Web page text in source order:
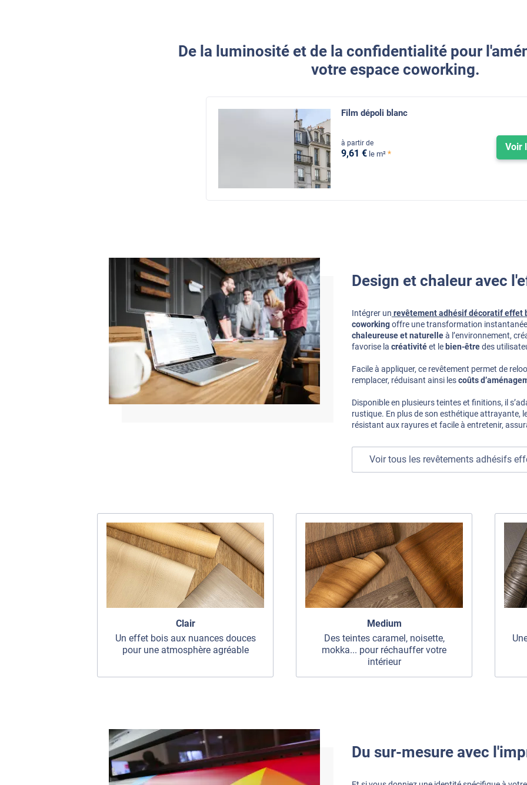
De la luminosité et de la confidentialité pour
votre espace coworking.
Film dépoli blanc
à partir de
9,61 € le m² *
Voir
Design et chaleur avec
Intégrer un revêtement adhésif décoratif effet
coworkingoffre une transformation
chaleureuse et naturelleà l’environnement,
favorise la créativitéet le bien-êtredes
Facile à appliquer, ce revêtement permet de
remplacer, réduisant ainsi lescoûts
Disponible en plusieurs teintes et finitions, il
rustique. En plus de son esthétique attrayante,
résistant aux rayures et facile à entretenir,
Voir tous les revêtements adhésifs
Clair
Un effet bois aux nuances douces
pour une atmosphère agréable
Medium
Des teintes caramel, noisette,
mokka... pour réchauffer votre
intérieur
Du sur-mesure avec